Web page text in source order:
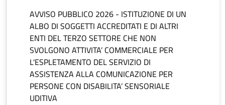
AVVISO PUBBLICO 2026 - ISTITUZIONE DI UN
ALBO DI SOGGETTI ACCREDITATI E DI ALTRI
ENTI DEL TERZO SETTORE CHE NON
SVOLGONO ATTIVITA’ COMMERCIALE PER
L'ESPLETAMENTO DEL SERVIZIO DI
ASSISTENZA ALLA COMUNICAZIONE PER
PERSONE CON DISABILITA’ SENSORIALE
UDITIVA